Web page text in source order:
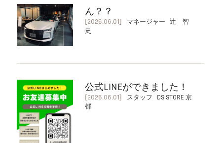
ん？？
[2026.06.01]
マネージャー 辻 智
史
公式LINEができました！
[2026.06.01]
スタッフ DS STORE 京
都